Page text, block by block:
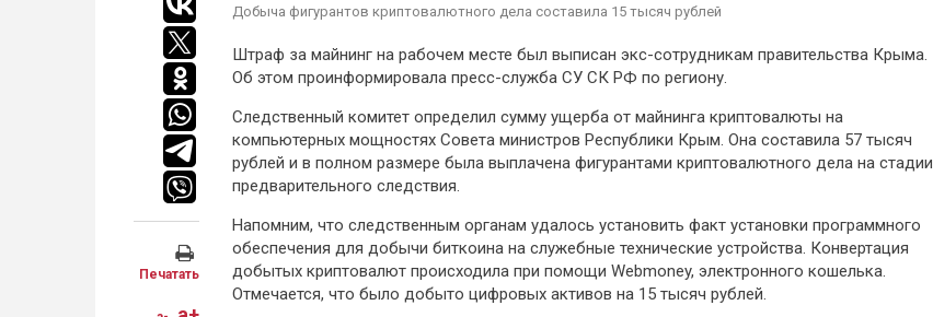
Печатать
Добыча фигурантов криптовалютного дела составила 15 тысяч рублей
Штраф за майнинг на рабочем месте был выписан экс-сотрудникам правительства Крыма.
Об этом проинформировала пресс-служба СУ СК РФ по региону.
Следственный комитет определил сумму ущерба от майнинга криптовалюты на
компьютерных мощностях Совета министров Республики Крым. Она составила 57 тысяч
рублей и в полном размере была выплачена фигурантами криптовалютного дела на стадии
предварительного следствия.
Напомним, что следственным органам удалось установить факт установки программного
обеспечения для добычи биткоина на служебные технические устройства. Конвертация
добытых криптовалют происходила при помощи Webmoney, электронного кошелька.
Отмечается, что было добыто цифровых активов на 15 тысяч рублей.